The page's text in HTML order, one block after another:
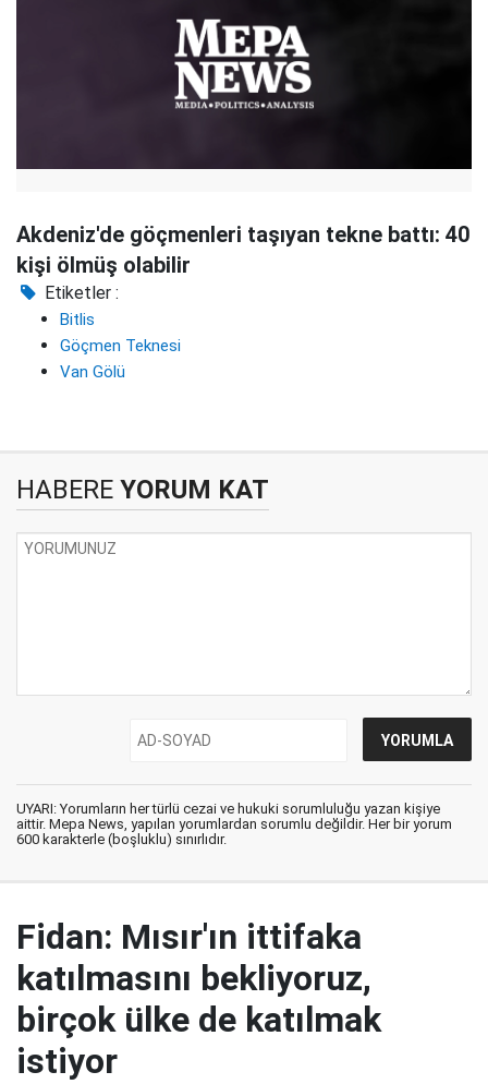
Akdeniz'de göçmenleri taşıyan tekne battı: 40
kişi ölmüş olabilir
Etiketler :
Bitlis
Göçmen Teknesi
Van Gölü
HABERE YORUM KAT
UYARI: Yorumların her türlü cezai ve hukuki sorumluluğu yazan kişiye
aittir. Mepa News, yapılan yorumlardan sorumlu değildir. Her bir yorum
600 karakterle (boşluklu) sınırlıdır.
Fidan: Mısır'ın ittifaka
katılmasını bekliyoruz,
birçok ülke de katılmak
istiyor